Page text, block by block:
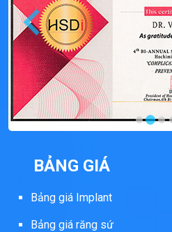
BẢNG GIÁ
Bảng giá Implant
Bảng giá răng sứ